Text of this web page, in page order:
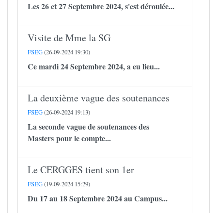
Les 26 et 27 Septembre 2024, s'est déroulée...
Visite de Mme la SG
FSEG(26-09-2024 19:30)
Ce mardi 24 Septembre 2024, a eu lieu...
La deuxième vague des soutenances
FSEG(26-09-2024 19:13)
La seconde vague de soutenances des
Masters pour le compte...
Le CERGGES tient son 1er
FSEG(19-09-2024 15:29)
Du 17 au 18 Septembre 2024 au Campus...